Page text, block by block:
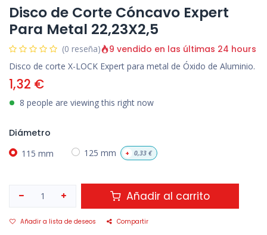
Disco de Corte Cóncavo Expert
Para Metal 22,23X2,5
(0 reseña) 9 vendido en las últimas 24 hours
Disco de corte X-LOCK Expert para metal de Óxido de Aluminio.
1,32 €
8 people are viewing this right now
Diámetro
115 mm 125 mm + 0,33€
Añadir al carrito
Añadir a lista de deseos Compartir